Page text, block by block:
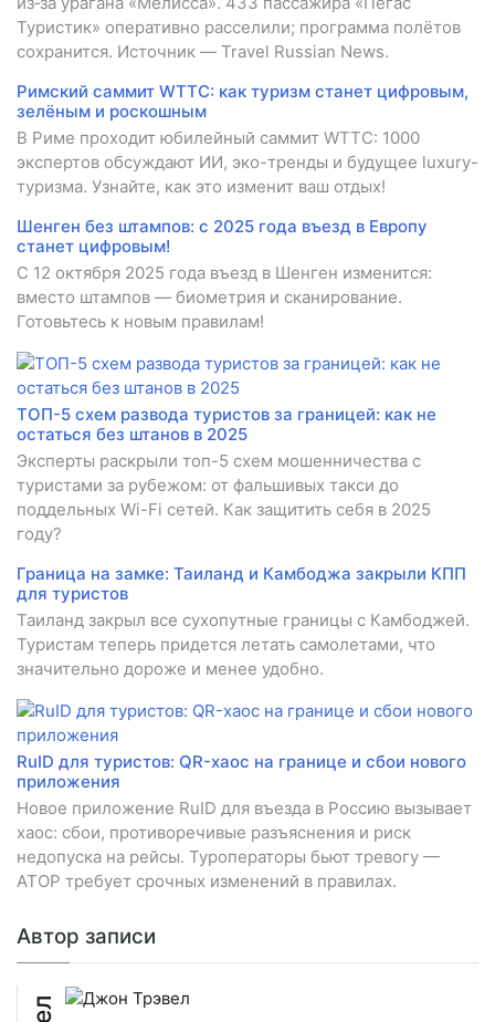
Туристик» оперативно расселили; программа полётов
сохранится. Источник — Travel Russian News.
Римский саммит WTTC: как туризм станет цифровым,
зелёным и роскошным
В Риме проходит юбилейный саммит WTTC: 1000
экспертов обсуждают ИИ, эко-тренды и будущее luxury-
туризма. Узнайте, как это изменит ваш отдых!
Шенген без штампов: с 2025 года въезд в Европу
станет цифровым!
С 12 октября 2025 года въезд в Шенген изменится:
вместо штампов — биометрия и сканирование.
Готовьтесь к новым правилам!
ТОП-5 схем развода туристов за границей: как не
остаться без штанов в 2025
Эксперты раскрыли топ-5 схем мошенничества с
туристами за рубежом: от фальшивых такси до
поддельных Wi-Fi сетей. Как защитить себя в 2025
году?
Граница на замке: Таиланд и Камбоджа закрыли КПП
для туристов
Таиланд закрыл все сухопутные границы с Камбоджей.
Туристам теперь придется летать самолетами, что
значительно дороже и менее удобно.
RuID для туристов: QR-хаос на границе и сбои нового
приложения
Новое приложение RuID для въезда в Россию вызывает
хаос: сбои, противоречивые разъяснения и риск
недопуска на рейсы. Туроператоры бьют тревогу —
АТОР требует срочных изменений в правилах.
Автор записи